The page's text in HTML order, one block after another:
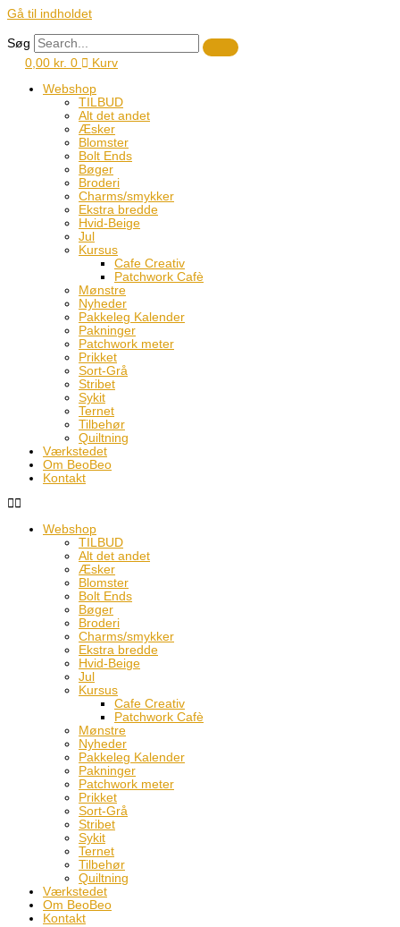
Gå til indholdet
Søg
0,00 kr. 0
Kurv
Webshop
TILBUD
Alt det andet
Æsker
Blomster
Bolt Ends
Bøger
Broderi
Charms/smykker
Ekstra bredde
Hvid-Beige
Jul
Kursus
Cafe Creativ
Patchwork Cafè
Mønstre
Nyheder
Pakkeleg Kalender
Pakninger
Patchwork meter
Prikket
Sort-Grå
Stribet
Sykit
Ternet
Tilbehør
Quiltning
Værkstedet
Om BeoBeo
Kontakt
Webshop
TILBUD
Alt det andet
Æsker
Blomster
Bolt Ends
Bøger
Broderi
Charms/smykker
Ekstra bredde
Hvid-Beige
Jul
Kursus
Cafe Creativ
Patchwork Cafè
Mønstre
Nyheder
Pakkeleg Kalender
Pakninger
Patchwork meter
Prikket
Sort-Grå
Stribet
Sykit
Ternet
Tilbehør
Quiltning
Værkstedet
Om BeoBeo
Kontakt